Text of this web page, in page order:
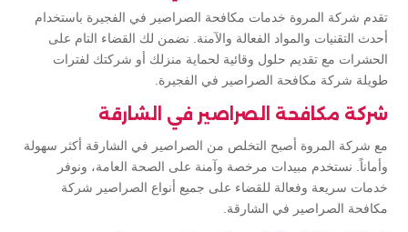
تقدم شركة المروة خدمات مكافحة الصراصير في الفجيرة باستخدام
أحدث التقنيات والمواد الفعالة والآمنة. نضمن لك القضاء التام على
الحشرات مع تقديم حلول وقائية لحماية منزلك أو شركتك لفترات
طويلة شركة مكافحة الصراصير في الفجيرة.
شركة مكافحة الصراصير في الشارقة
مع شركة المروة أصبح التخلص من الصراصير في الشارقة أكثر سهولة
وأماناً. نستخدم مبيدات مرخصة وآمنة على الصحة العامة، ونوفر
خدمات سريعة وفعالة للقضاء على جميع أنواع الصراصير شركة
مكافحة الصراصير في الشارقة.